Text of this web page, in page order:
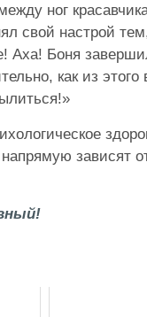
ног
свой настрой
Аха! Боня
как из этого
зависят